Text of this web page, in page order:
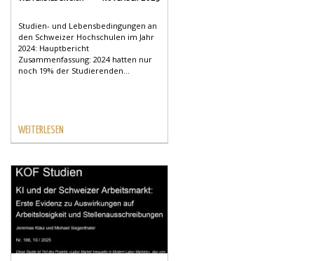
Studien- und Lebensbedingungen an
den Schweizer Hochschulen im Jahr
2024: Hauptbericht
Zusammenfassung: 2024 hatten nur
noch 19% der Studierenden...
WEITERLESEN